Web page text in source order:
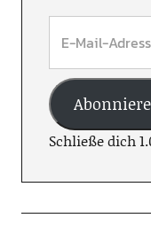
Schließe dich